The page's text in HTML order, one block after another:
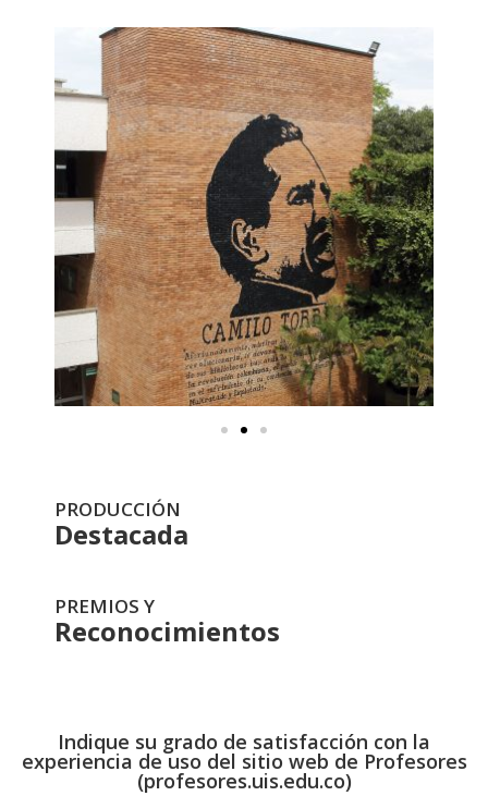
PRODUCCIÓN
Destacada
PREMIOS Y
Reconocimientos
Indique su grado de satisfacción con la
experiencia de uso del sitio web de Profesores
(profesores.uis.edu.co)